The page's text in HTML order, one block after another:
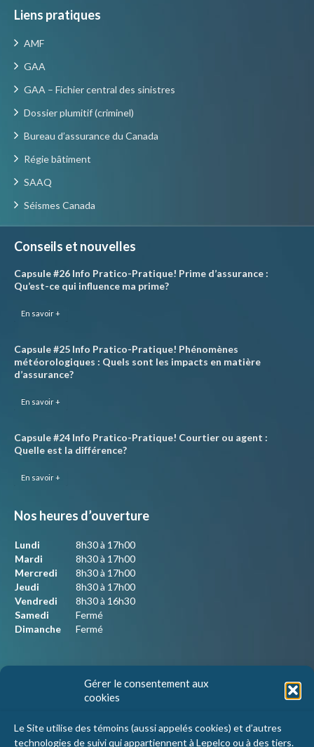
Gérer le consentement aux
cookies
Le Site utilise des témoins (aussi appelés cookies) et d’autres
technologies de suivi qui appartiennent à Lepelco ou à des tiers.
Liens pratiques
AMF
GAA
GAA – Fichier central des sinistres
Dossier plumitif (criminel)
Bureau d’assurance du Canada
Régie bâtiment
SAAQ
Séismes Canada
Conseils et nouvelles
Capsule #26 Info Pratico-Pratique! Prime d’assurance :
Qu’est-ce qui influence ma prime?
En savoir +
Capsule #25 Info Pratico-Pratique! Phénomènes
météorologiques : Quels sont les impacts en matière
d’assurance?
En savoir +
Capsule #24 Info Pratico-Pratique! Courtier ou agent :
Quelle est la différence?
En savoir +
Nos heures d’ouverture
Lundi
8h30 à 17h00
Mardi
8h30 à 17h00
Mercredi
8h30 à 17h00
Jeudi
8h30 à 17h00
Vendredi
8h30 à 16h30
Samedi
Fermé
Dimanche
Fermé
Nous joindre
Saint-Mathieu-de-Beloeil, Qc